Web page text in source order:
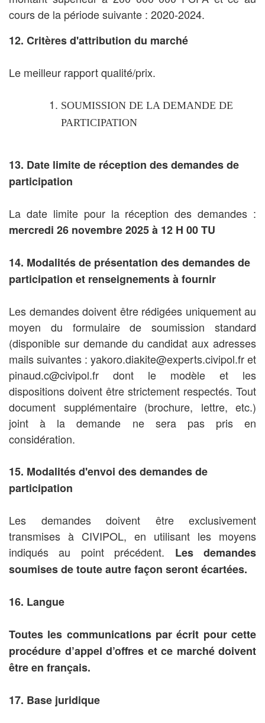
cours de la période suivante : 2020-2024.
12. Critères d'attribution du marché
Le meilleur rapport qualité/prix.
SOUMISSION DE LA DEMANDE DE
PARTICIPATION
13. Date limite de réception des demandes de
participation
La date limite pour la réception des demandes :
mercredi 26 novembre 2025 à 12 H 00 TU
14. Modalités de présentation des demandes de
participation et renseignements à fournir
Les demandes doivent être rédigées uniquement au
moyen du formulaire de soumission standard
(disponible sur demande du candidat aux adresses
mails suivantes : yakoro.diakite@experts.civipol.fr et
pinaud.c@civipol.fr dont le modèle et les
dispositions doivent être strictement respectés. Tout
document supplémentaire (brochure, lettre, etc.)
joint à la demande ne sera pas pris en
considération.
15. Modalités d'envoi des demandes de
participation
Les demandes doivent être exclusivement
transmises à CIVIPOL, en utilisant les moyens
indiqués au point précédent. Les demandes
soumises de toute autre façon seront écartées.
16. Langue
Toutes les communications par écrit pour cette
procédure d’appel d’offres et ce marché doivent
être en français.
17. Base juridique